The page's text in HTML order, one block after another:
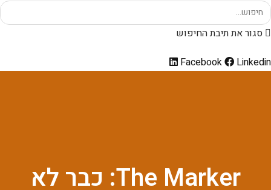
סגור את תיבת החיפוש
Facebook
Linkedin
The Marker: כבר לא